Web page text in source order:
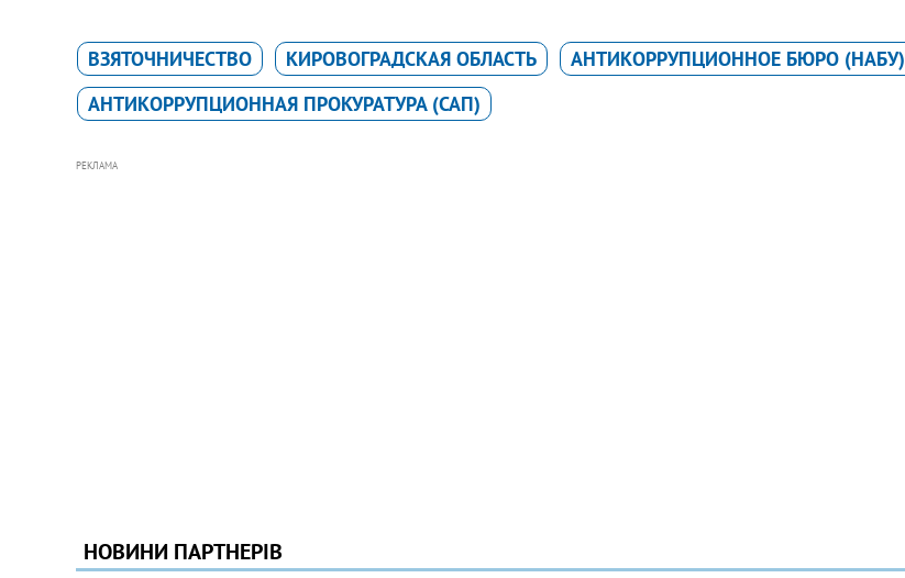
ВЗЯТОЧНИЧЕСТВО КИРОВОГРАДСКАЯ ОБЛАСТЬ
АНТИКОРРУПЦИОННОЕ БЮРО (НАБУ)
АНТИКОРРУПЦИОННАЯ ПРОКУРАТУРА (САП)
РЕКЛАМА